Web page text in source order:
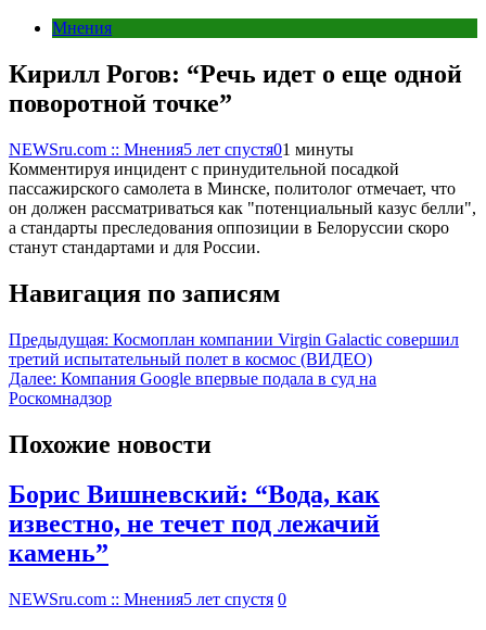
Мнения
Кирилл Рогов: “Речь идет о еще одной
поворотной точке”
NEWSru.com :: Мнения5 лет спустя01 минуты
Комментируя инцидент с принудительной посадкой
пассажирского самолета в Минске, политолог отмечает, что
он должен рассматриваться как "потенциальный казус белли",
а стандарты преследования оппозиции в Белоруссии скоро
станут стандартами и для России.
Навигация по записям
Предыдущая: Космоплан компании Virgin Galactic совершил
третий испытательный полет в космос (ВИДЕО)
Далее: Компания Google впервые подала в суд на
Роскомнадзор
Похожие новости
Борис Вишневский: “Вода, как
известно, не течет под лежачий
камень”
NEWSru.com :: Мнения5 лет спустя 0